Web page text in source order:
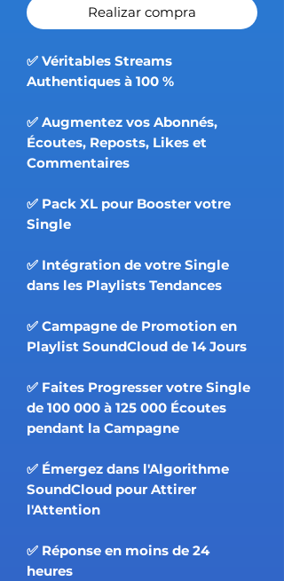
Realizar compra
✅ Véritables Streams
Authentiques à 100 %
✅ Augmentez vos Abonnés,
Écoutes, Reposts, Likes et
Commentaires
✅ Pack XL pour Booster votre
Single
✅ Intégration de votre Single
dans les Playlists Tendances
✅ Campagne de Promotion en
Playlist SoundCloud de 14 Jours
✅ Faites Progresser votre Single
de 100 000 à 125 000 Écoutes
pendant la Campagne
✅ Émergez dans l'Algorithme
SoundCloud pour Attirer
l'Attention
✅ Réponse en moins de 24
heures